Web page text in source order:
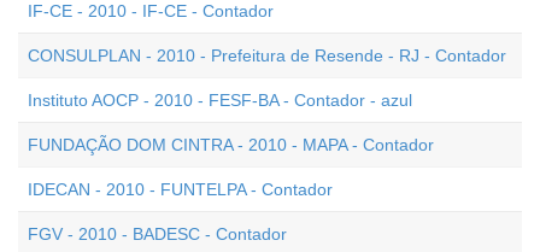
IF-CE - 2010 - IF-CE - Contador
CONSULPLAN - 2010 - Prefeitura de Resende - RJ - Contador
Instituto AOCP - 2010 - FESF-BA - Contador - azul
FUNDAÇÃO DOM CINTRA - 2010 - MAPA - Contador
IDECAN - 2010 - FUNTELPA - Contador
FGV - 2010 - BADESC - Contador